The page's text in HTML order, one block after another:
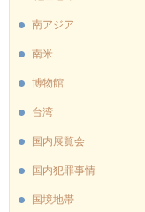
南アジア
南米
博物館
台湾
国内展覧会
国内犯罪事情
国境地帯